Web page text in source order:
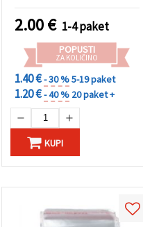
2.00€ 1-4 paket
POPUSTI
ZA KOLIČINO
1.40 €- 30 %5-19 paket
1.20 €- 40 % 20 paket +
KUPI